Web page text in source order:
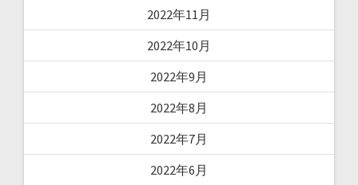
2022年11月
2022年10月
2022年9月
2022年8月
2022年7月
2022年6月